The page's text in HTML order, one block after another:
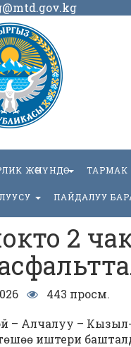
ЖӨНҮНДӨ ТАРМАК
ПАЙДАЛУУ
2
443 просм.
– Алчалуу –
иштери